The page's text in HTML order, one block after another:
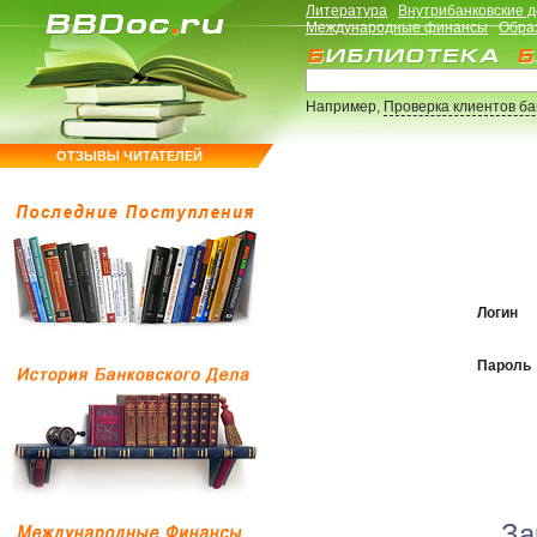
ОТЗЫВЫ ЧИТАТЕЛЕЙ
Литература
Внутрибанковские
Международные финансы
Например,Проверка клиентов
Логин
Пароль